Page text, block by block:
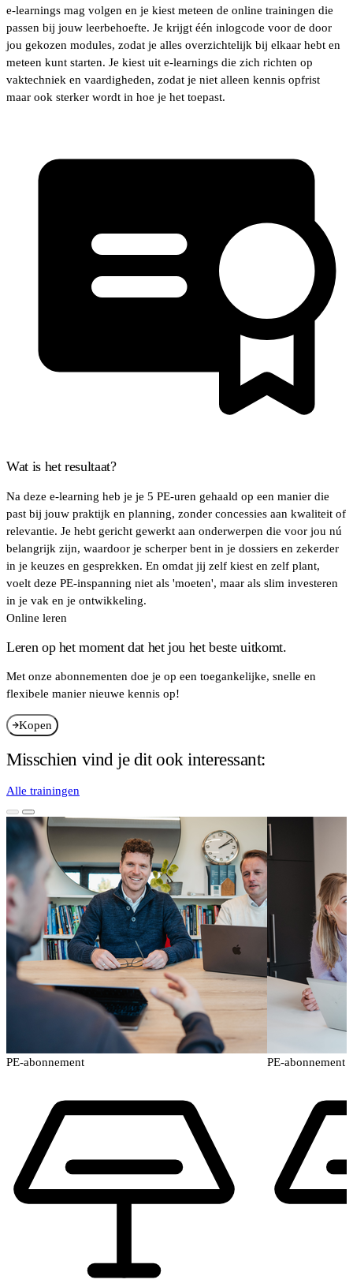
e-learnings mag volgen en je kiest meteen de online trainingen die
passen bij jouw leerbehoefte. Je krijgt één inlogcode voor de door
jou gekozen modules, zodat je alles overzichtelijk bij elkaar hebt en
meteen kunt starten. Je kiest uit e-learnings die zich richten op
vaktechniek en vaardigheden, zodat je niet alleen kennis opfrist
maar ook sterker wordt in hoe je het toepast.
Wat is het resultaat?
Na deze e-learning heb je je 5 PE-uren gehaald op een manier die
past bij jouw praktijk en planning, zonder concessies aan kwaliteit of
relevantie. Je hebt gericht gewerkt aan onderwerpen die voor jou nú
belangrijk zijn, waardoor je scherper bent in je dossiers en zekerder
in je keuzes en gesprekken. En omdat jij zelf kiest en zelf plant,
voelt deze PE-inspanning niet als 'moeten', maar als slim investeren
in je vak en je ontwikkeling.
Online leren
Leren op het moment dat het jou het beste uitkomt.
Met onze abonnementen doe je op een toegankelijke, snelle en
flexibele manier nieuwe kennis op!
Kopen
Misschien vind je dit ook interessant:
Alle trainingen
PE-abonnement PE-abonnement